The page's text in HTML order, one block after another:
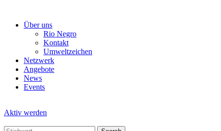
Über uns
Rio Negro
Kontakt
Umweltzeichen
Netzwerk
Angebote
News
Events
Aktiv werden